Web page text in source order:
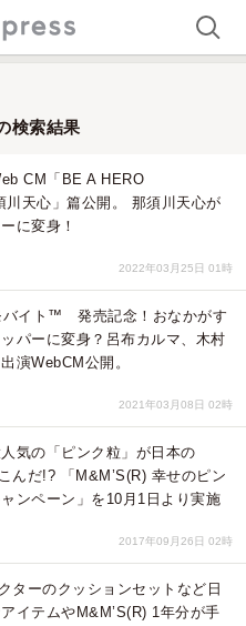
検索結果
CM「BE A HERO
天心」篇公開。 那須川天心が
に変身！
2022年03月25日 01時
バイト™ 発売記念！おなかがす
パーに変身？呂布カルマ、木村
演WebCM公開。
2021年03月08日 02時
気の「ピンク粒」が日本の
んだ!? 「M&M’S(R) 幸せのピン
ンペーン」を10月1日より実施
2017年09月26日 02時
ターのクッションセットなど日
イテムやM&M’S(R) 1年分が手